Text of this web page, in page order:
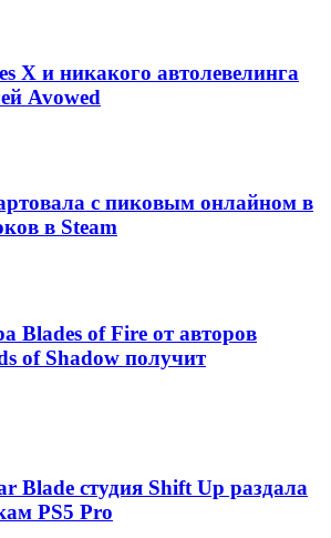
X и никакого автолевелинга
Avowed
с пиковым онлайном в
в Steam
Blades of Fire от авторов
of Shadow получит
Blade студия Shift Up раздала
PS5 Pro